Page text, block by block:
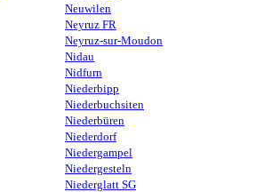
Neuwilen
Neyruz FR
Neyruz-sur-Moudon
Nidau
Nidfurn
Niederbipp
Niederbuchsiten
Niederbüren
Niederdorf
Niedergampel
Niedergesteln
Niederglatt SG